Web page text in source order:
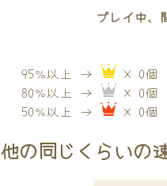
プレイ中、
95％以上 →
× 0個
80％以上 →
× 0個
50％以上 →
× 0個
他の同じくらいの